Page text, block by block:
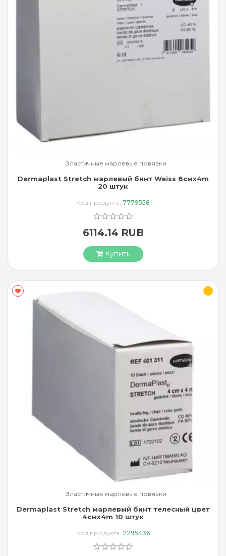
Эластичные марлевые повязки
Dermaplast Stretch марлевый бинт Weiss 8смx4m
20 штук
Код продукта: 7779558
6114.14 RUB
Купить
Эластичные марлевые повязки
Dermaplast Stretch марлевый бинт телесный цвет
4смx4m 10 штук
Код продукта: 2295436